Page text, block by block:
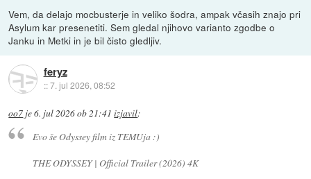
Vem, da delajo mocbusterje in veliko šodra, ampak včasih znajo pri
Asylum kar presenetiti. Sem gledal njihovo varianto zgodbe o
Janku in Metki in je bil čisto gledljiv.
feryz
::7. jul 2026, 08:52
oo7 je6. jul 2026 ob 21:41 izjavil:
Evo še Odyssey film iz TEMUja :)
THE ODYSSEY | Official Trailer (2026) 4K